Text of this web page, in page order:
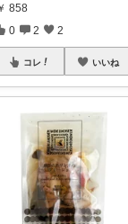
858
0 2 2
コレ いいね